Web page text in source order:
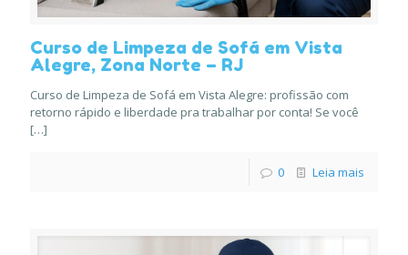
Curso de Limpeza de Sofá em Vista
Alegre, Zona Norte – RJ
Curso de Limpeza de Sofá em Vista Alegre: profissão com
retorno rápido e liberdade pra trabalhar por conta! Se você
[…]
0 Leia mais